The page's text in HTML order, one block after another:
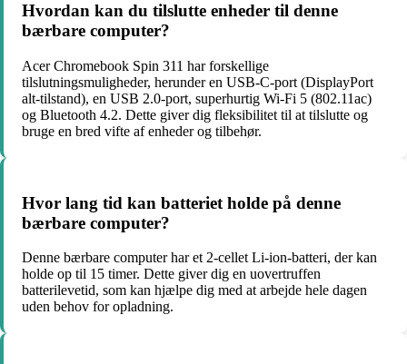
Hvordan kan du tilslutte enheder til denne
bærbare computer?
Acer Chromebook Spin 311 har forskellige
tilslutningsmuligheder, herunder en USB-C-port (DisplayPort
alt-tilstand), en USB 2.0-port, superhurtig Wi-Fi 5 (802.11ac)
og Bluetooth 4.2. Dette giver dig fleksibilitet til at tilslutte og
bruge en bred vifte af enheder og tilbehør.
Hvor lang tid kan batteriet holde på denne
bærbare computer?
Denne bærbare computer har et 2-cellet Li-ion-batteri, der kan
holde op til 15 timer. Dette giver dig en uovertruffen
batterilevetid, som kan hjælpe dig med at arbejde hele dagen
uden behov for opladning.